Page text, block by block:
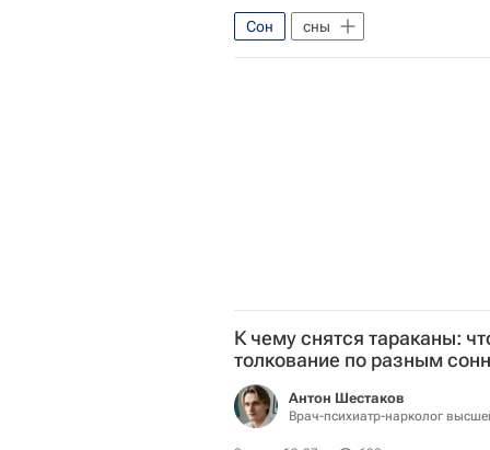
Сон сны
К чему снятся тараканы:
толкование по разным
Антон Шестаков
Врач-психиатр-нарколог